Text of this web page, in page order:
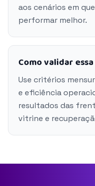
aos cenários em
performar melhor.
Como validar
Use critérios
e eficiência
resultados das
vitrine e